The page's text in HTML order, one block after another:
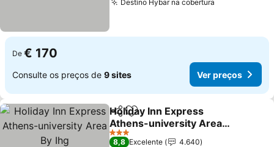
Destino Hybar na cobertura
De € 170
Consulte os preços de 9 sites Ver preços
PartilharAdicionar aos favoritos
Holiday Inn Express
Athens-university Area
By Ihg
3 Estrelas
8,8 Excelente
4.640